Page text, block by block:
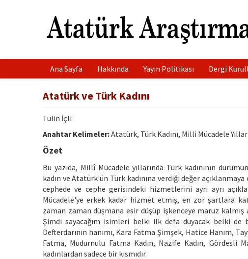
Ana Sayfa Hakkında Yayın Politikası Dergi
Atatürk ve Türk Kadını
Tülin İçli
Anahtar Kelimeler:Atatürk, Türk Kadını, Milli Mücadele
Özet
Bu yazıda, Millî Mücadele yıllarında Türk kadınının
kadın ve Atatürk'ün Türk kadınına verdiği değer
cephede ve cephe gerisindeki hizmetlerini ayrı ayrı
Mücadele'ye erkek kadar hizmet etmiş, en zor şartlara
zaman zaman düşmana esir düşüp işkenceye maruz
Şimdi sayacağım isimleri belki ilk defa duyacak belki de
Defterdarının hanımı, Kara Fatma Şimşek, Hatice Hanım,
Fatma, Mudurnulu Fatma Kadın, Nazife Kadın, Gördesli
kadınlardan sadece bir kısmıdır.